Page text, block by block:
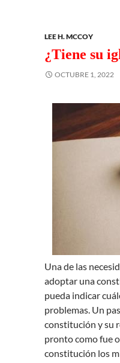
LEE H. MCCOY
¿Tiene su
OCTUBRE 1, 2022
Una de las
adoptar una
pueda indicar
problemas. Un
constitución y su
pronto como fue
constitución los